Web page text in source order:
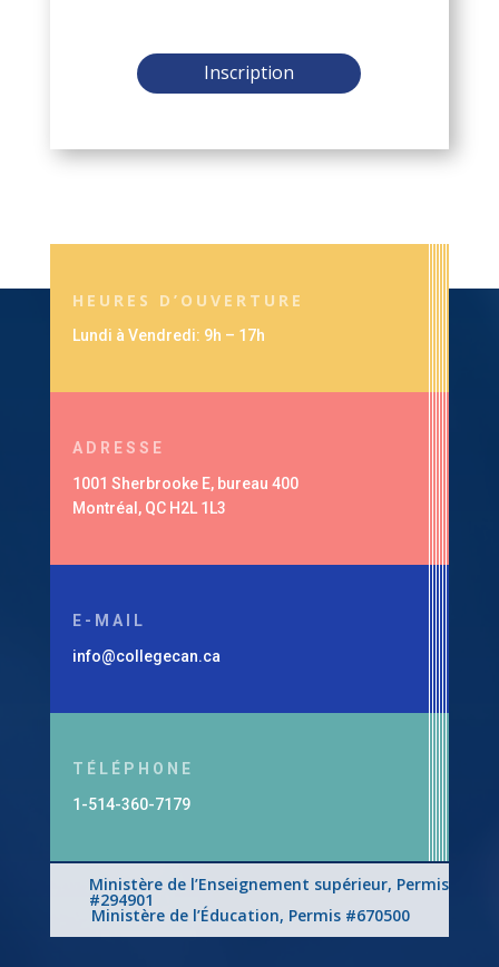
Inscription
HEURES D’OUVERTURE
Lundi à Vendredi: 9h – 17h
ADRESSE
1001 Sherbrooke E, bureau 400
Montréal, QC H2L 1L3
E-MAIL
info@collegecan.ca
TÉLÉPHONE
1-514-360-7179
Ministère de l’Enseignement supérieur, Permis
#294901
Ministère de l’Éducation, Permis #670500